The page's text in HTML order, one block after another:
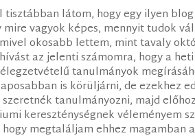
tisztábban látom, hogy egy ilyen
mire vagyok képes, mennyit tudok
okosabb lettem, mint tavaly
az jelenti számomra, hogy a
tanulmányok
is körüljárni, de ezekhez
tanulmányozni, majd
kereszténységnek véleményem
megtaláljam ehhez magamban